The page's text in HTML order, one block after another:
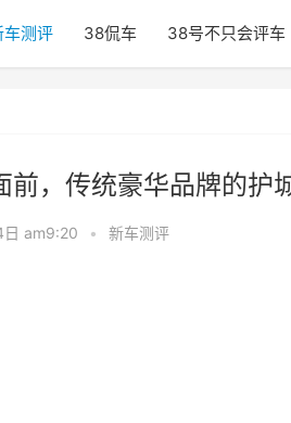
车测评 38侃车 38号不只会评车
前，传统豪华品牌的护
日 am9:20 • 新车测评